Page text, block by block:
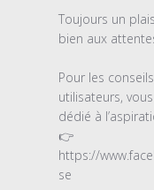
l'examen
commentaire
personnalisé
Mon
Toujours un
bien aux
Pour les
utilisateurs,
dédié à
👉
https://
se